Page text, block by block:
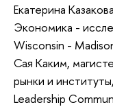
Екатерина
Экономика -
Wisconsin -
Сая Каким,
рынки и
Leadership